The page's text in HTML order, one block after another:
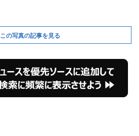
この写真の記事を見る